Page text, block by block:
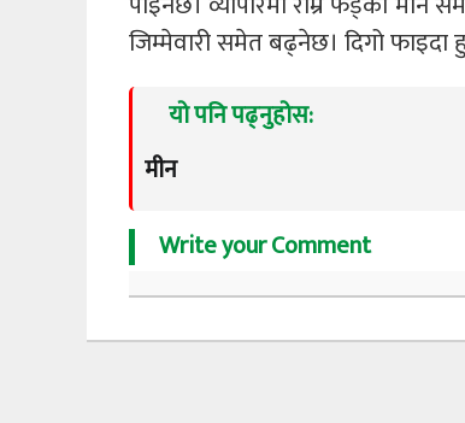
जिम्मेवारी समेत बढ्नेछ। दिगो फाइदा
यो पनि पढ्नुहोस:
मीन
Write your Comment